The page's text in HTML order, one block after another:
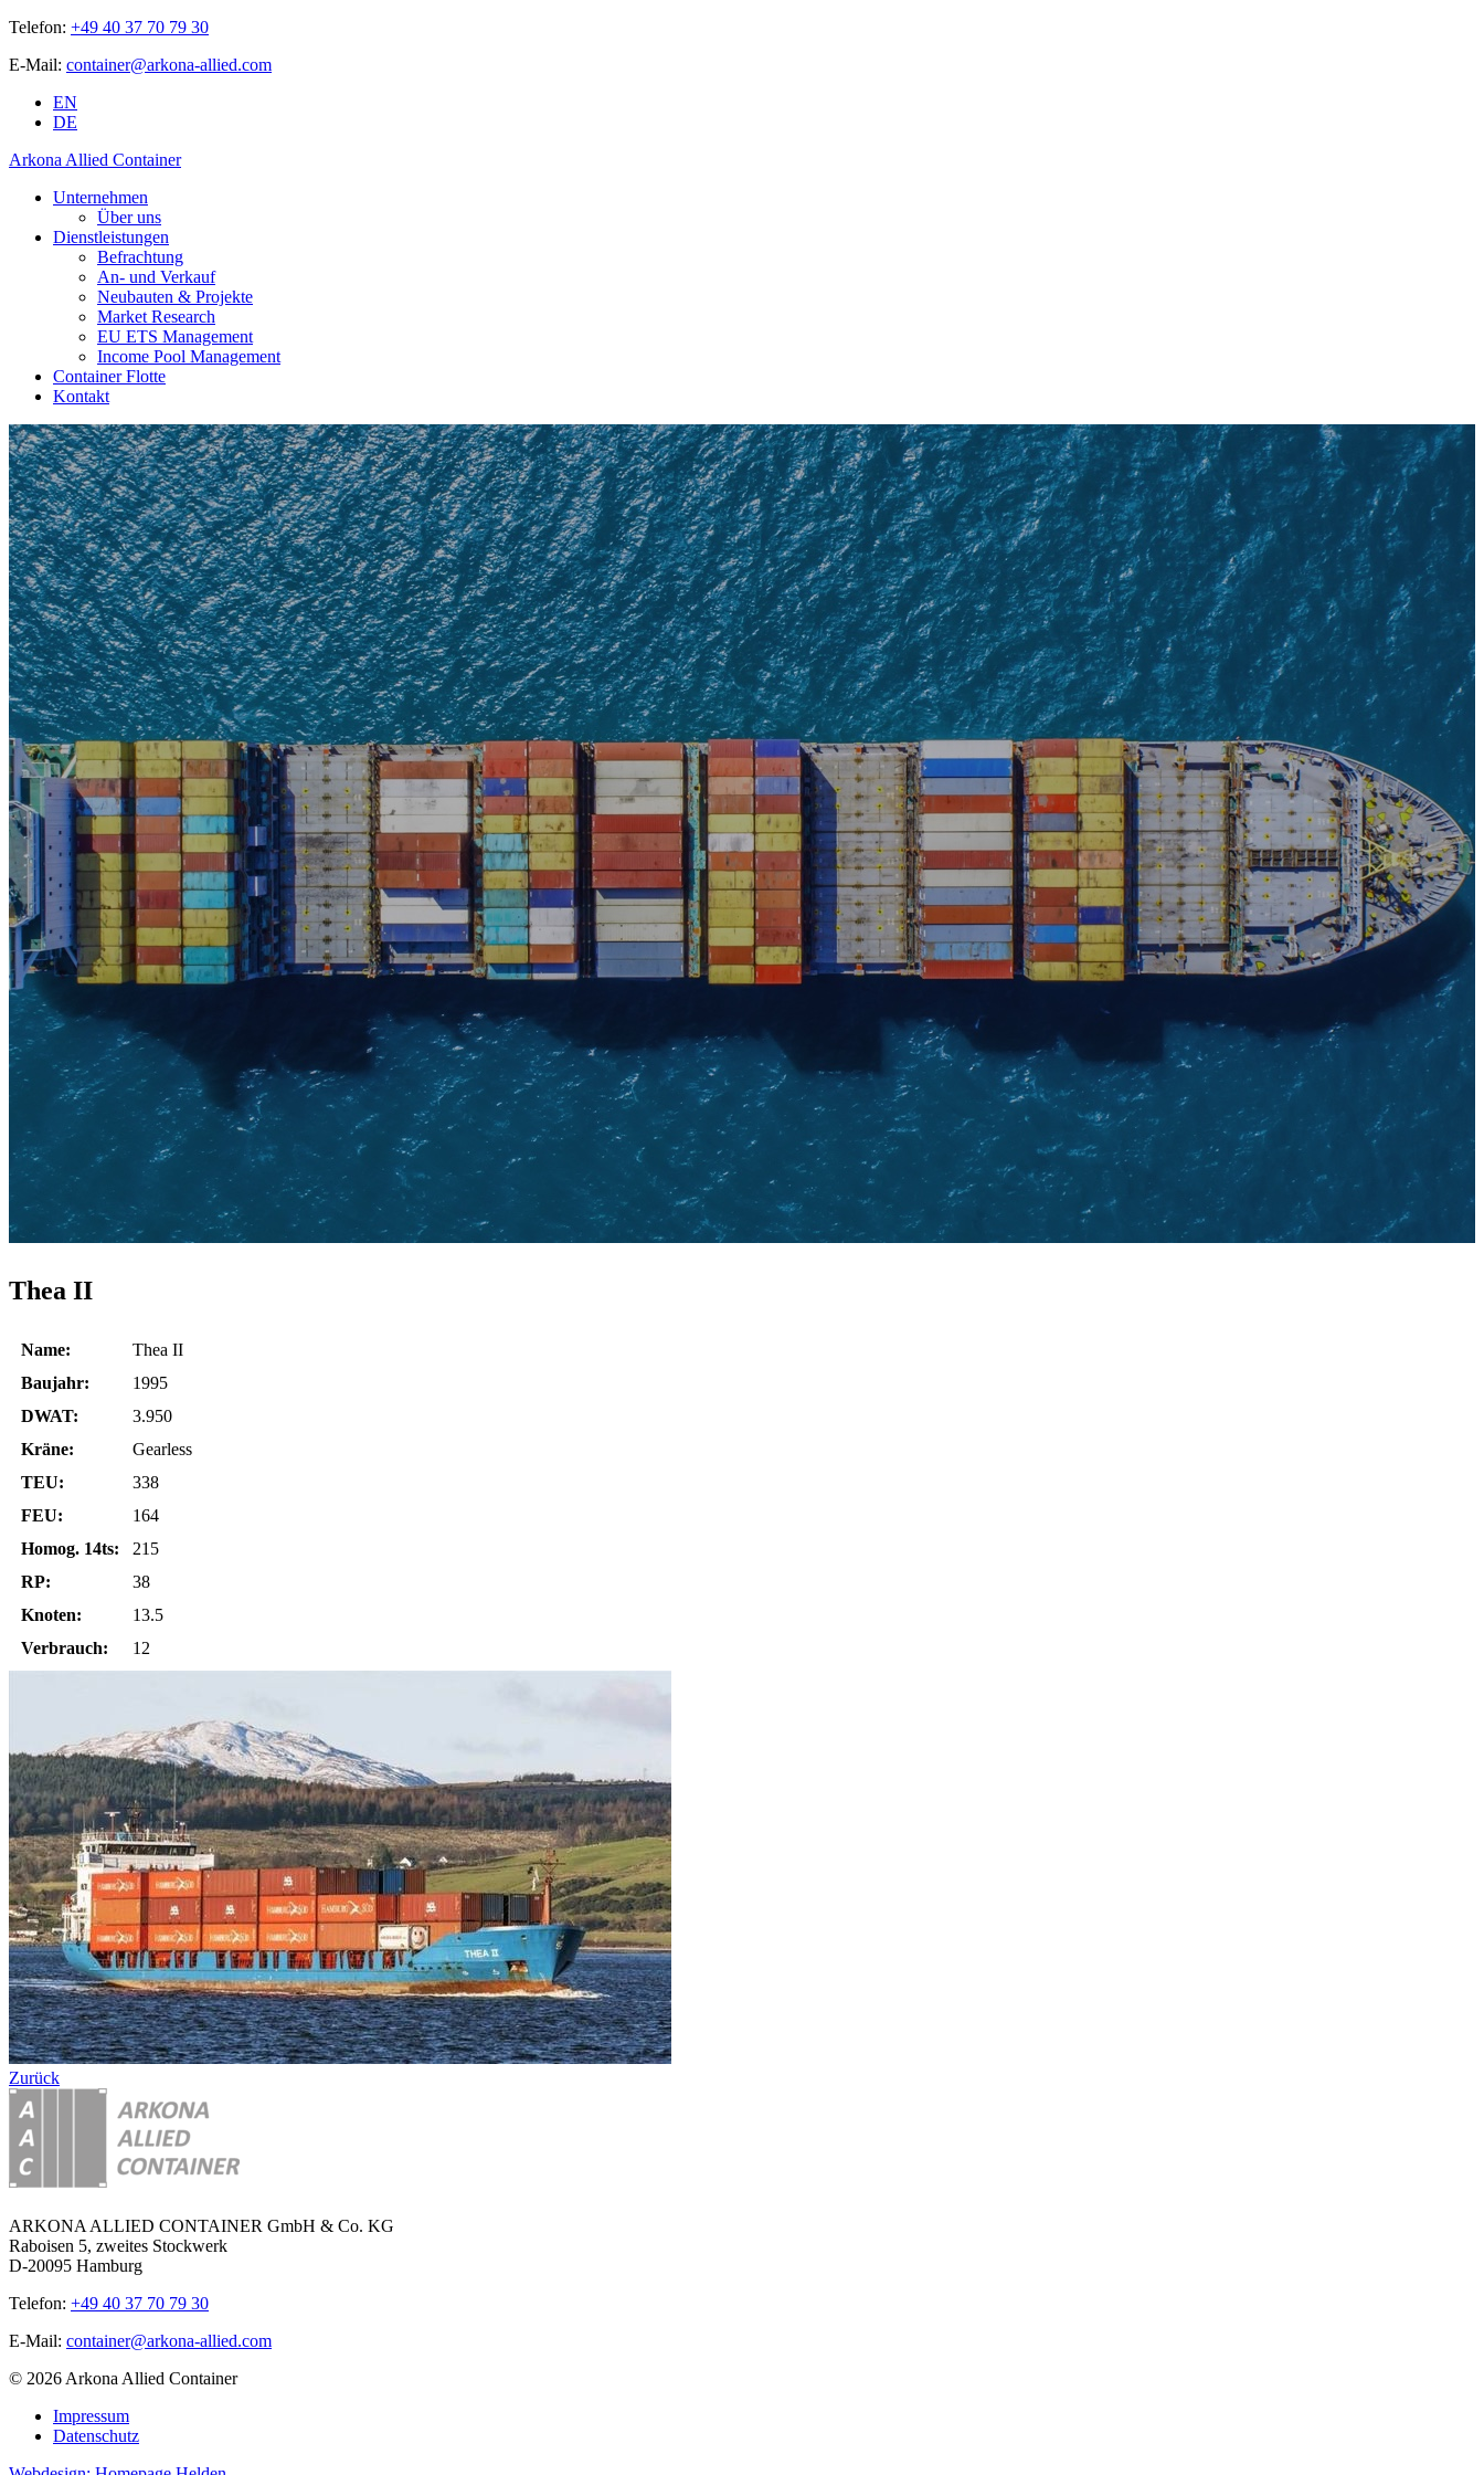
Telefon: +49 40 37 70 79 30
E-Mail: container@arkona-allied.com
EN
DE
Arkona Allied Container
Unternehmen
Über uns
Dienstleistungen
Befrachtung
An- und Verkauf
Neubauten & Projekte
Market Research
EU ETS Management
Income Pool Management
Container Flotte
Kontakt
Thea II
Name:
Thea II
Baujahr:
1995
DWAT:
3.950
Kräne:
Gearless
TEU:
338
FEU:
164
Homog. 14ts:
215
RP:
38
Knoten:
13.5
Verbrauch:
12
Zurück
ARKONA ALLIED CONTAINER GmbH & Co. KG
Raboisen 5, zweites Stockwerk
D-20095 Hamburg
Telefon: +49 40 37 70 79 30
E-Mail: container@arkona-allied.com
© 2026 Arkona Allied Container
Impressum
Datenschutz